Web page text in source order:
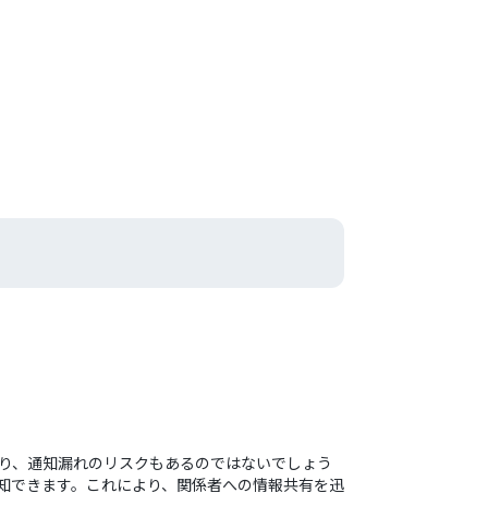
通知漏れのリスクもあるのではないでしょう
きます。これにより、関係者への情報共有を迅